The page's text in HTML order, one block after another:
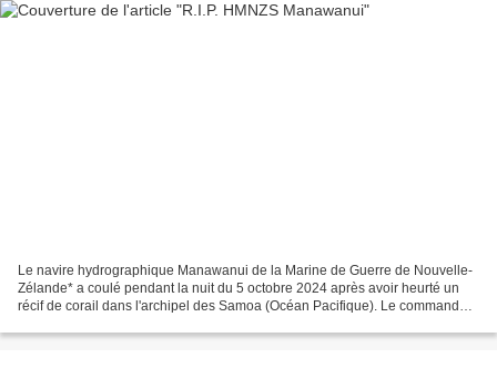
Le navire hydrographique Manawanui de la Marine de Guerre de Nouvelle-
Zélande* a coulé pendant la nuit du 5 octobre 2024 après avoir heurté un
récif de corail dans l'archipel des Samoa (Océan Pacifique). Le commandant